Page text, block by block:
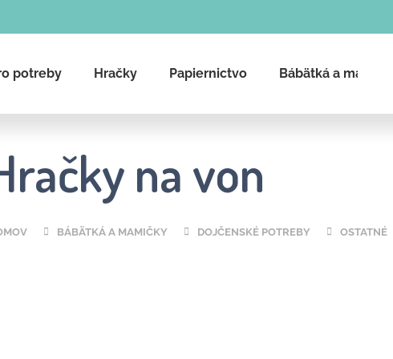
potreby Hračky Papiernictvo Bábätká a mamičky
na von
BÁBÄTKÁ A MAMIČKY DOJČENSKÉ POTREBY OSTATNÉ